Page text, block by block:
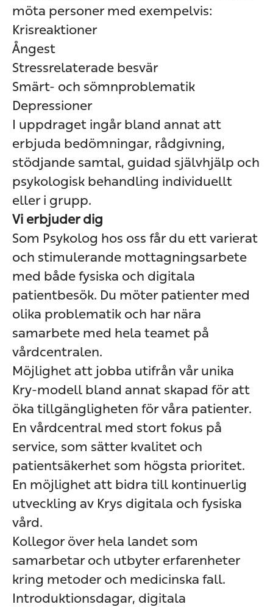
möta personer med exempelvis:
Krisreaktioner
Ångest
Stressrelaterade besvär
Smärt- och sömnproblematik
Depressioner
I uppdraget ingår bland annat att
erbjuda bedömningar, rådgivning,
stödjande samtal, guidad självhjälp och
psykologisk behandling individuellt
eller i grupp.
Vi erbjuder dig
Som Psykolog hos oss får du ett varierat
och stimulerande mottagningsarbete
med både fysiska och digitala
patientbesök. Du möter patienter med
olika problematik och har nära
samarbete med hela teamet på
vårdcentralen.
Möjlighet att jobba utifrån vår unika
Kry-modell bland annat skapad för att
öka tillgängligheten för våra patienter.
En vårdcentral med stort fokus på
service, som sätter kvalitet och
patientsäkerhet som högsta prioritet.
En möjlighet att bidra till kontinuerlig
utveckling av Krys digitala och fysiska
vård.
Kollegor över hela landet som
samarbetar och utbyter erfarenheter
kring metoder och medicinska fall.
Introduktionsdagar, digitala